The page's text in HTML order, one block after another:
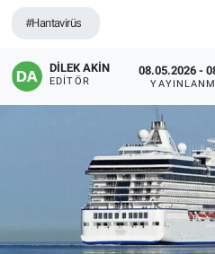
#Hantavirüs
DİLEK AKİN
EDITÖR
08.05.2026 -
DÜNYA
KÜLTÜR SANAT
EĞİTİM
ÖZEL HABER
POLİTİKA
SAĞLIK
Son Dakika Haberleri
Haber Arşivi